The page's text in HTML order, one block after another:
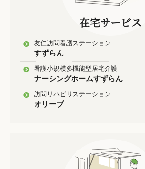
在宅サービス
友仁訪問看護ステーション
すずらん
看護小規模多機能型居宅介護
ナーシングホームすずらん
訪問リハビリステーション
オリーブ